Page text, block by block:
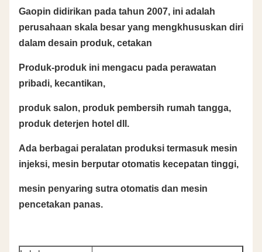
Gaopin didirikan pada tahun 2007, ini adalah
perusahaan skala besar yang mengkhususkan diri
dalam desain produk, cetakan
Produk-produk ini mengacu pada perawatan
pribadi, kecantikan,
produk salon, produk pembersih rumah tangga,
produk deterjen hotel dll.
Ada berbagai peralatan produksi termasuk mesin
injeksi, mesin berputar otomatis kecepatan tinggi,
mesin penyaring sutra otomatis dan mesin
pencetakan panas.